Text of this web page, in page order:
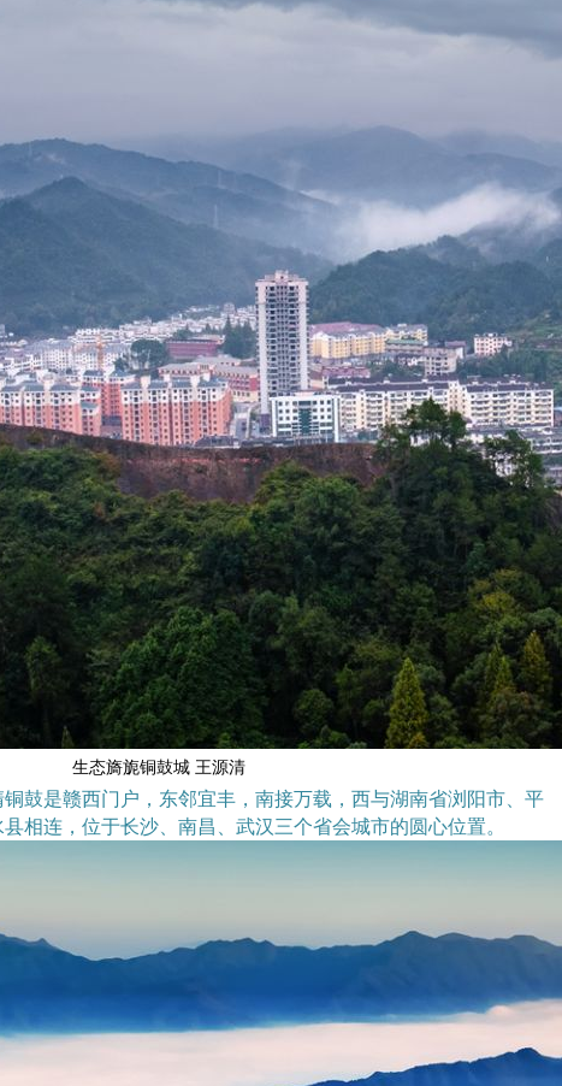
生态旖旎铜鼓城 王源清
鼓是赣西门户，东邻宜丰，南接万载，西与湖南省浏阳市、平
相连，位于长沙、南昌、武汉三个省会城市的圆心位置。